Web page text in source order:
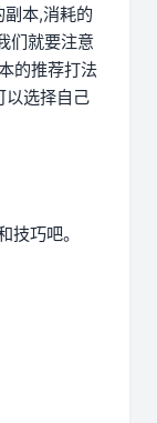
本,消耗的
们就要注意
的推荐打法
以选择自己
巧吧。